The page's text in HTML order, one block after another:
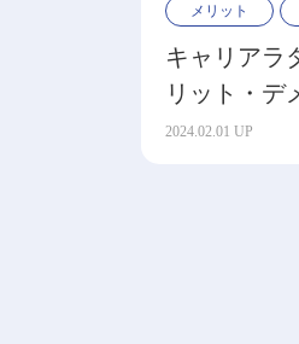
メリット
キャリアラ
リット・デ
事例を紹介
2024.02.01 UP